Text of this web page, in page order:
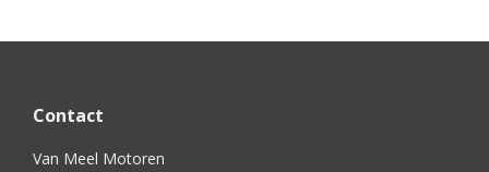
Contact
Van Meel Motoren